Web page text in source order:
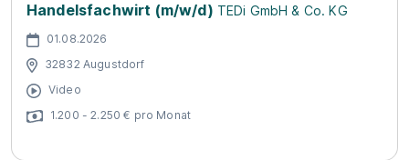
Handelsfachwirt (m/w/d) TEDi GmbH & Co. KG
01.08.2026
32832 Augustdorf
Video
1.200 - 2.250 € pro Monat